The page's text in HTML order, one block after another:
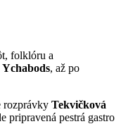
folklóru a
Ychabods, až po
rozprávky Tekvičková
pripravená pestrá gastro